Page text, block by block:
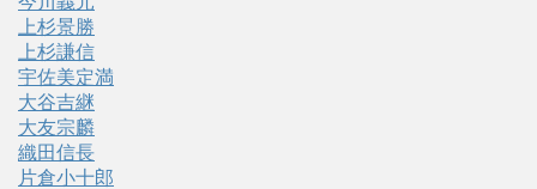
上杉景勝
上杉謙信
宇佐美定満
大谷吉継
大友宗麟
織田信長
片倉小十郎